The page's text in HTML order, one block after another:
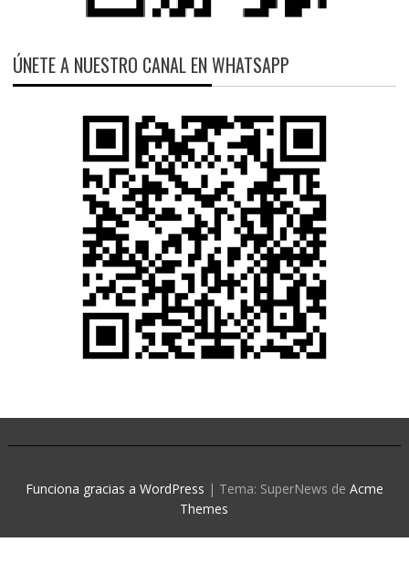
ÚNETE A NUESTRO CANAL EN WHATSAPP
Funciona gracias a WordPress | Tema: SuperNews de Acme
Themes